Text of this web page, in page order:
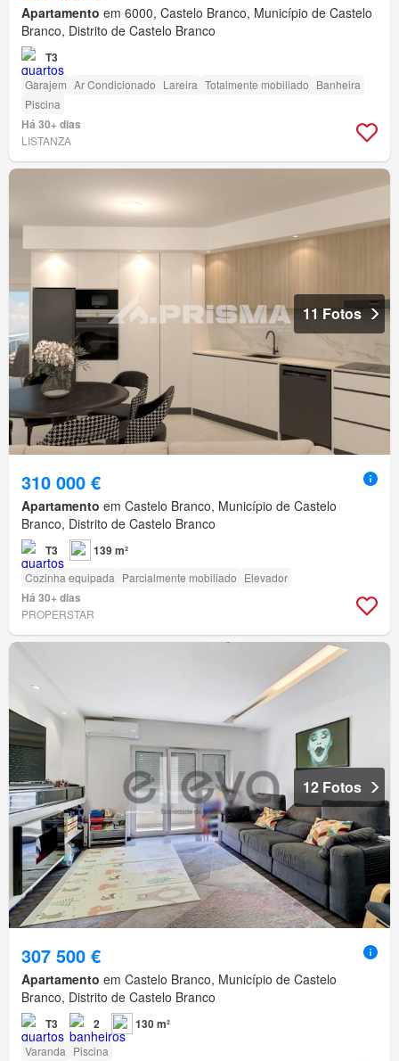
Apartamento em 6000, Castelo Branco, Município de Castelo
Branco, Distrito de Castelo Branco
T3
Garajem Ar Condicionado Lareira Totalmente mobiliado Banheira
Piscina
Há 30+ dias
LISTANZA
11 Fotos
310 000 €
Apartamento em Castelo Branco, Município de Castelo
Branco, Distrito de Castelo Branco
T3 139 m²
Cozinha equipada Parcialmente mobiliado Elevador
Há 30+ dias
PROPERSTAR
12 Fotos
307 500 €
Apartamento em Castelo Branco, Município de Castelo
Branco, Distrito de Castelo Branco
T3 2 130 m²
Varanda Piscina